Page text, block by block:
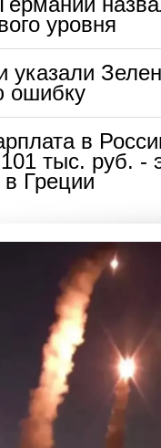
уровня
указали
ошибку
в
тыс. руб. -
Греции